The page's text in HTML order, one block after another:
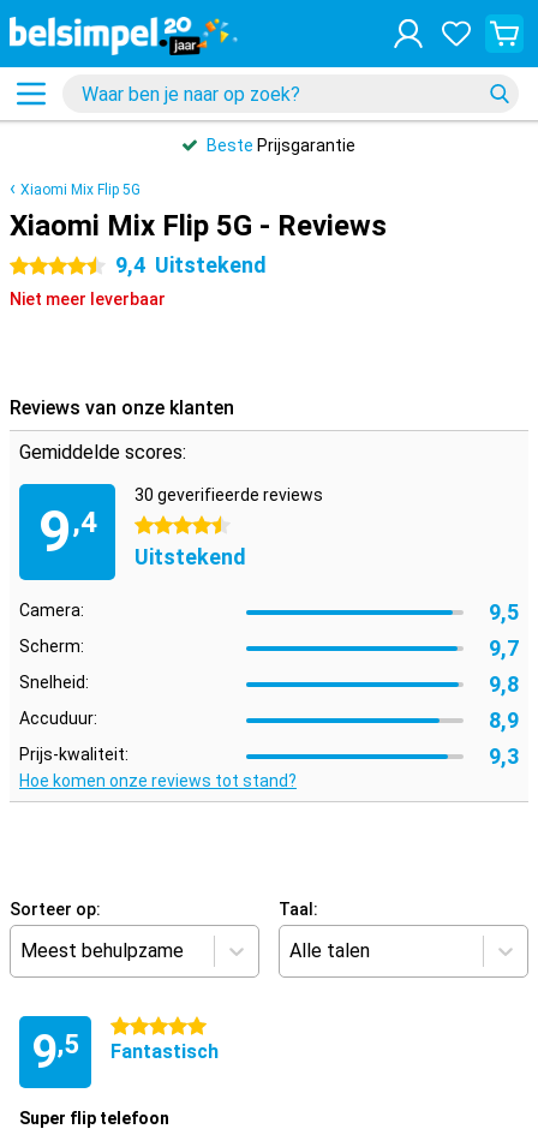
Beste Prijsgarantie
Xiaomi Mix Flip 5G
Xiaomi Mix Flip 5G - Reviews
4.5 sterren 9,4 Uitstekend
Niet meer leverbaar
Reviews van onze klanten
Gemiddelde scores:
9,4
30 geverifieerde reviews
4.5 sterren
Uitstekend
Camera: 9,5
Scherm: 9,7
Snelheid: 9,8
Accuduur: 8,9
Prijs-kwaliteit: 9,3
Hoe komen onze reviews tot stand?
Sorteer op:
Meest behulpzame
Taal:
Alle talen
9,5
5 sterren
Fantastisch
Super flip telefoon